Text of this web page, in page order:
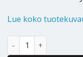
Lue koko
Puukattila Jäspi